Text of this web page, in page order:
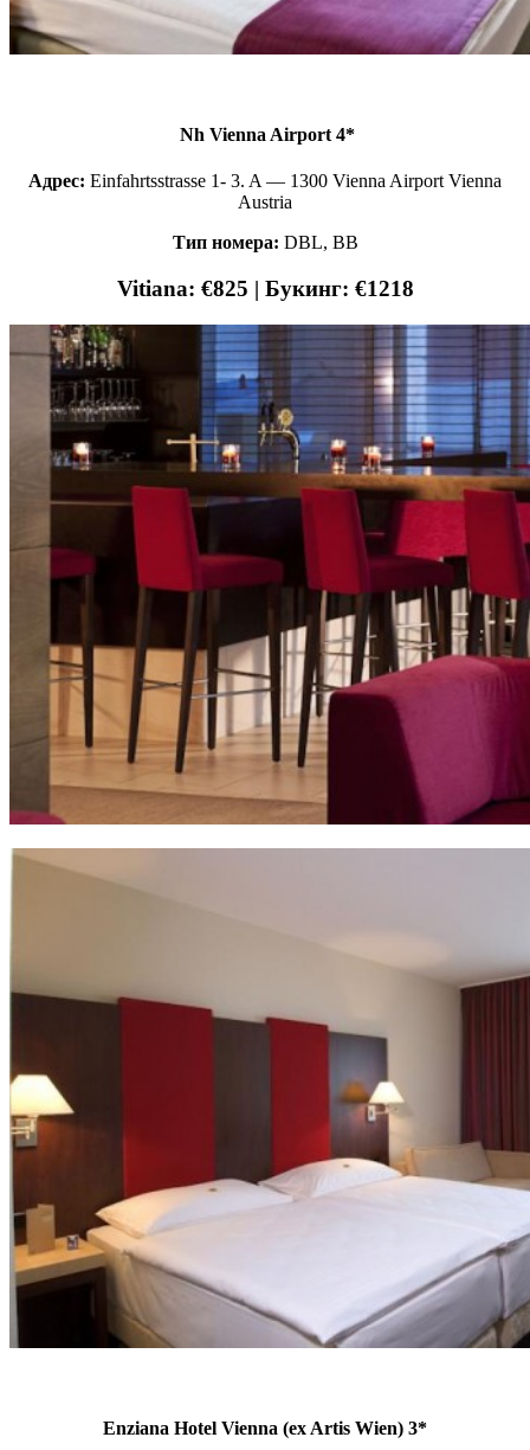
Nh Vienna Airport 4*
Адрес: Einfahrtsstrasse 1- 3. A — 1300 Vienna Airport Vienna
Austria
Тип номера: DBL, BB
Vitiana: €825 | Букинг: €1218
Enziana Hotel Vienna (ex Artis Wien) 3*